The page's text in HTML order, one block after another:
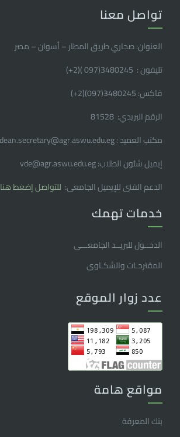
تواصل معنا
العنوان: صحاري طريق المطار – أسوان – مصر
تليفون : 3480245(097 )(2
+
)
فاكس: 3480245(097)(2
+
)
الرقم البريدي: 81528
مكتب العميد : dean.secretary@agr.aswu.edu.eg
إيميل شئون الطلاب: vde@agr.aswu.edu.eg
الدعم الفنى للإيميل الجامعى: للتواصل إضغط هنا
خدمات تهمك
الدخــول للبريــد الجامعـــى
المقترحـات والشكـاوى
عدد زوار الموقع
مواقع هامة
بنك المعرفة